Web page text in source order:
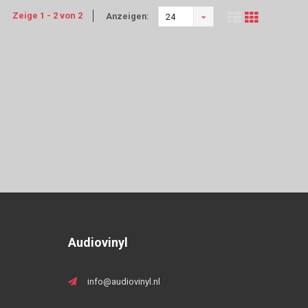
Zeige 1 - 2 von 2 Anzeigen: 24
Audiovinyl
info@audiovinyl.nl